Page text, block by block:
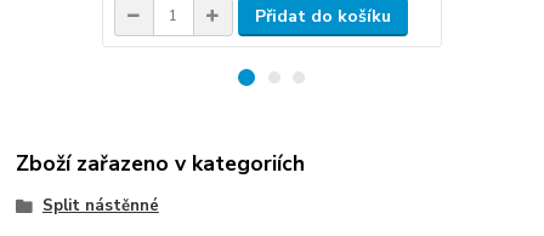
Přidat do košíku
Zboží zařazeno v kategoriích
Split nástěnné